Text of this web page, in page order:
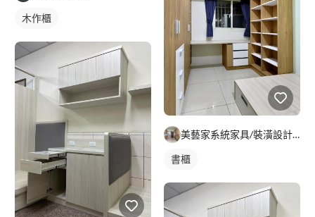
木作櫃
美藝家系統家具/裝潢設計/統包服務
書櫃